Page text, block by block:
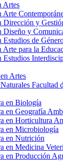
Artes
Arte
Dirección y
Diseño y
Estudios de
Arte para la
Estudios
Artes
Facultad
en Biología
en Geografía
en Horticultura
en Microbiología
en Nutrición
en Medicina
en Producción